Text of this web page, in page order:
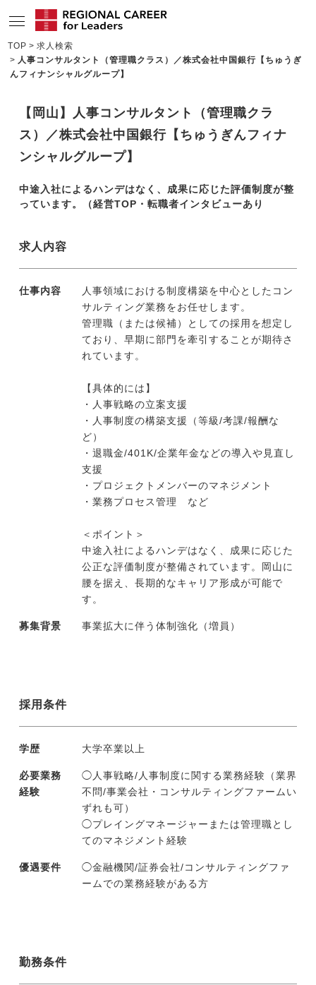
サービスの特長
企業TOPインタビュー
コンサルタント情報
リサーチ
メディア紹介実績
今すぐ転職をお考えの方
中長期で転職をお考えの方
TOP
求人検索
人事コンサルタント（管理職クラス）／株式会社中国銀行【ちゅうぎ
んフィナンシャルグループ】
【岡山】人事コンサルタント（管理職クラ
ス）／株式会社中国銀行【ちゅうぎんフィナ
ンシャルグループ】
中途入社によるハンデはなく、成果に応じた評価制度が整
っています。（経営TOP・転職者インタビューあり
求人内容
仕事内容
人事領域における制度構築を中心としたコン
サルティング業務をお任せします。
管理職（または候補）としての採用を想定し
ており、早期に部門を牽引することが期待さ
れています。
【具体的には】
・人事戦略の立案支援
・人事制度の構築支援（等級/考課/報酬な
ど）
・退職金/401K/企業年金などの導入や見直し
支援
・プロジェクトメンバーのマネジメント
・業務プロセス管理 など
＜ポイント＞
中途入社によるハンデはなく、成果に応じた
公正な評価制度が整備されています。岡山に
腰を据え、長期的なキャリア形成が可能で
す。
募集背景 事業拡大に伴う体制強化（増員）
採用条件
学歴 大学卒業以上
必要業務
経験
◯人事戦略/人事制度に関する業務経験（業界
不問/事業会社・コンサルティングファームい
ずれも可）
◯プレイングマネージャーまたは管理職とし
てのマネジメント経験
優遇要件
◯金融機関/証券会社/コンサルティングファ
ームでの業務経験がある方
勤務条件